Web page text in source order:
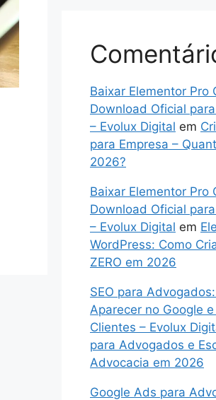
Baixar Elementor Pro
Download Oficial
– Evolux Digital em
para Empresa –
2026?
Baixar Elementor Pro
Download Oficial
– Evolux Digital em
WordPress: Como
ZERO em 2026
SEO para
Aparecer no Google
Clientes – Evolux
para Advogados e
Advocacia em 2026
Google Ads para